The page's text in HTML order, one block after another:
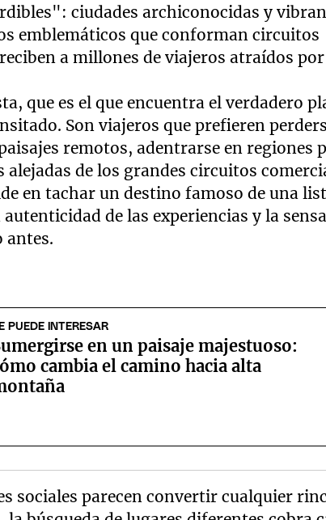
ciudades archiconocidas y
emblemáticos que conforman circuitos
a millones de viajeros atraídos
que es el que encuentra el verdadero
Son viajeros que prefieren
remotos, adentrarse en regiones
de los grandes circuitos
en tachar un destino famoso de una
de las experiencias y la
antes.
PUEDE INTERESAR
en un paisaje majestuoso:
cambia el camino hacia alta
sociales parecen convertir cualquier